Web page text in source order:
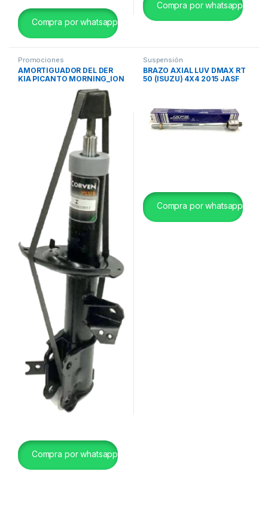
Compra por whatsapp
Compra por whatsapp
Promociones
AMORTIGUADOR DEL DER
KIA PICANTO MORNING_ION
12_ CORVEN REF 34801G
Compra por whatsapp
Suspensión
BRAZO AXIAL LUV DMAX RT
50 (ISUZU) 4X4 2015 JASF
Compra por whatsapp